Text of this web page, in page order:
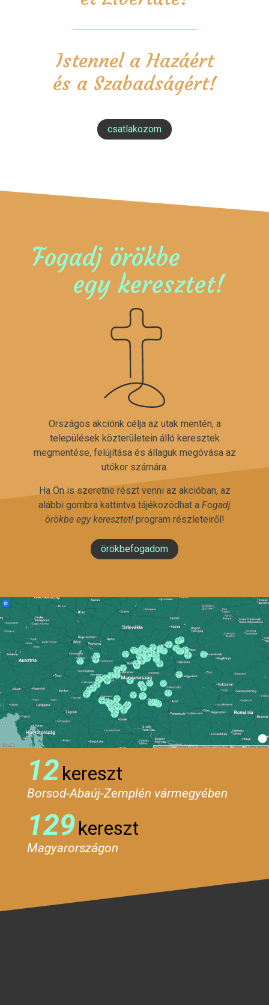
Istennel a Hazáért
és a Szabadságért!
csatlakozom
Fogadj örökbe
egy keresztet!
Országos akciónk célja az utak mentén, a
települések közterületein álló keresztek
megmentése, felújítása és állaguk megóvása az
utókor számára.
Ha Ön is szeretne részt venni az akcióban, az
alábbi gombra kattintva tájékozódhat a Fogadj
örökbe egy keresztet!program részleteiről!
örökbefogadom
12kereszt
Borsod-Abaúj-Zemplén vármegyében
129kereszt
Magyarországon